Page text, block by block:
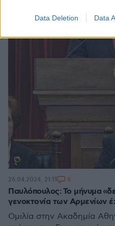
Data Deletion Data
Παυλόπουλος: Το μήνυμα
γενοκτονία των Αρμενίων
Ομιλία στην Ακαδημία
26.04.2024, 21:11 6